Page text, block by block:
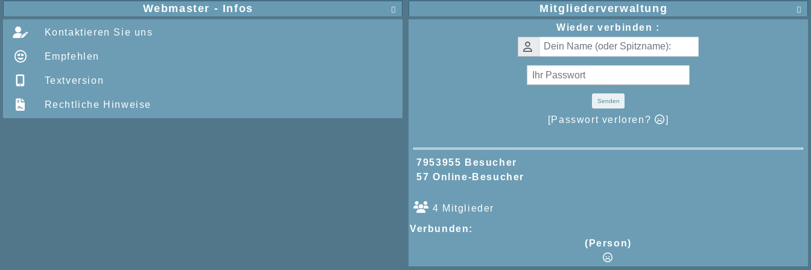

Webmaster - Infos
Kontaktieren Sie uns
Empfehlen
Textversion
Rechtliche Hinweise

Mitgliederverwaltung
Wieder verbinden :
Senden
[Passwort verloren? ]
7953955 Besucher
57 Online-Besucher
4 Mitglieder
Verbunden:
(Person)